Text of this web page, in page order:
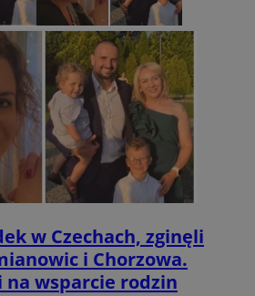
w Czechach, zginęli
i Chorzowa.
na wsparcie rodzin